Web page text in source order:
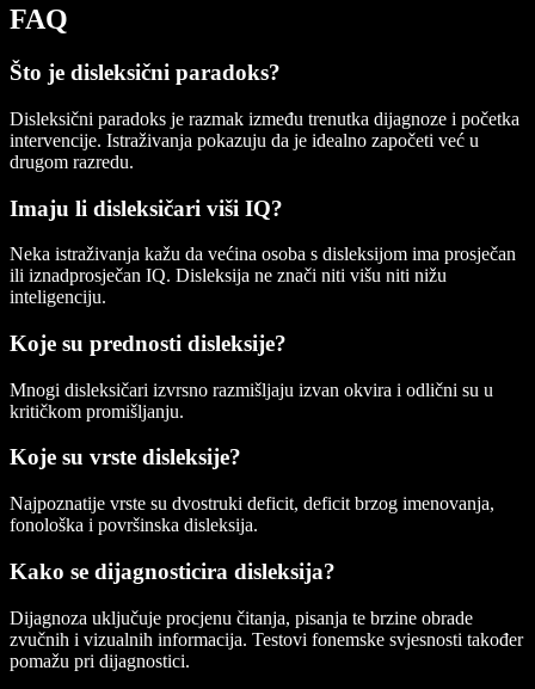
FAQ
Što je disleksični paradoks?
Disleksični paradoks je razmak između trenutka dijagnoze i početka
intervencije. Istraživanja pokazuju da je idealno započeti već u
drugom razredu.
Imaju li disleksičari viši IQ?
Neka istraživanja kažu da većina osoba s disleksijom ima prosječan
ili iznadprosječan IQ. Disleksija ne znači niti višu niti nižu
inteligenciju.
Koje su prednosti disleksije?
Mnogi disleksičari izvrsno razmišljaju izvan okvira i odlični su u
kritičkom promišljanju.
Koje su vrste disleksije?
Najpoznatije vrste su dvostruki deficit, deficit brzog imenovanja,
fonološka i površinska disleksija.
Kako se dijagnosticira disleksija?
Dijagnoza uključuje procjenu čitanja, pisanja te brzine obrade
zvučnih i vizualnih informacija. Testovi fonemske svjesnosti također
pomažu pri dijagnostici.